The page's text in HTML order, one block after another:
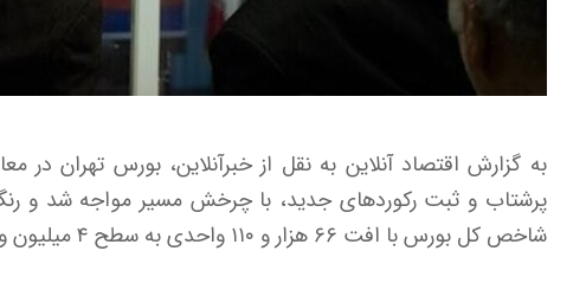
شاخص کل بورس با افت ۶۶ هزار و ۱۱۰ واحدی به سطح ۴ میلیون و ۴۲۷ هزار واحد رسید.